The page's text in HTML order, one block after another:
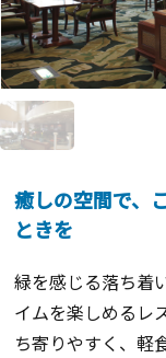
癒しの空間で、
ときを
緑を感じる落ち着
イムを楽しめるレ
ち寄りやすく、軽